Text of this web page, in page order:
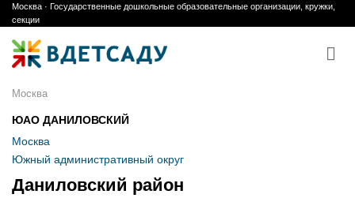
Skip
to
content
Москва · Государственные дошкольные образовательные организации, кружки,
секции
Москва
ЮАО ДАНИЛОВСКИЙ
Москва
Южный административный округ
Даниловский район